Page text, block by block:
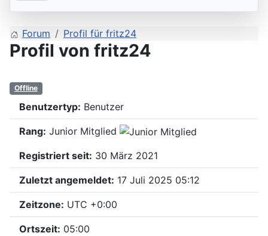
Forum Profil für fritz24
Profil von fritz24
Offline
Benutzertyp: Benutzer
Rang: Junior Mitglied
Registriert seit: 30 März 2021
Zuletzt angemeldet: 17 Juli 2025 05:12
Zeitzone: UTC +0:00
Ortszeit: 05:00